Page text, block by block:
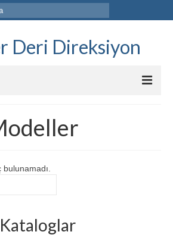
Deri Direksiyon
Sales